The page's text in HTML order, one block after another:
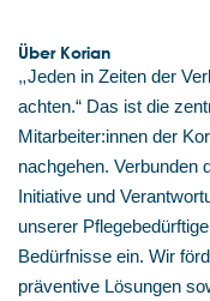
Über Korian
„Jeden in Zeiten der
achten.“ Das ist die
Mitarbeiter:innen der
nachgehen. Verbunden
Initiative und
unserer
Bedürfnisse ein. Wir
präventive Lösungen